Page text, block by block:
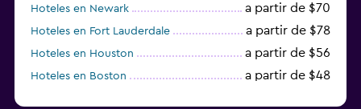
Hoteles en Newark a partir de $70
Hoteles en Fort Lauderdale a partir de $78
Hoteles en Houston a partir de $56
Hoteles en Boston a partir de $48